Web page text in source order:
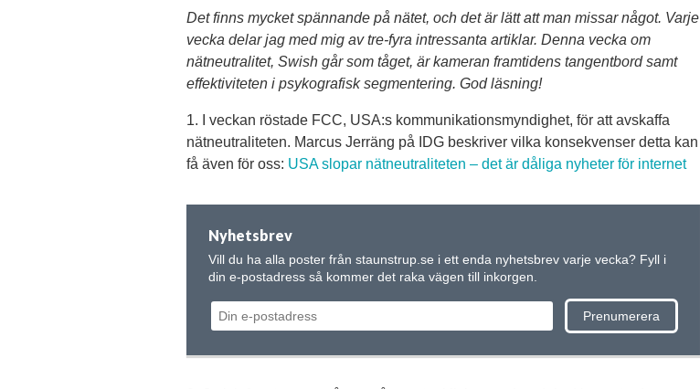
Det finns mycket spännande på nätet, och det är lätt att man missar något. Varje
vecka delar jag med mig av tre-fyra intressanta artiklar. Denna vecka om
nätneutralitet, Swish går som tåget, är kameran framtidens tangentbord samt
effektiviteten i psykografisk segmentering. God läsning!
1. I veckan röstade FCC, USA:s kommunikationsmyndighet, för att avskaffa
nätneutraliteten. Marcus Jerräng på IDG beskriver vilka konsekvenser detta kan
få även för oss: USA slopar nätneutraliteten – det är dåliga nyheter för internet
Nyhetsbrev
Vill du ha alla poster från staunstrup.se i ett enda nyhetsbrev varje vecka? Fyll i
din e-postadress så kommer det raka vägen till inkorgen.